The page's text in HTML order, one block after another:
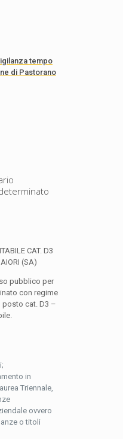
tempo
di Pastorano
CAT. D3
(SA)
pubblico per
con regime
posto cat. D3 –
in
Triennale,
ovvero
o titoli